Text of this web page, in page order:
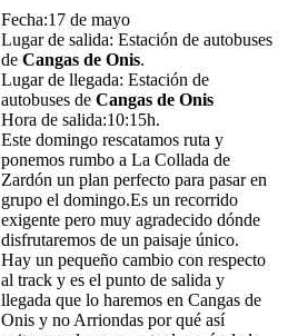
Fecha:17 de mayo
Lugar de salida: Estación de autobuses
de Cangas de Onis.
Lugar de llegada: Estación de
autobuses de Cangas de Onis
Hora de salida:10:15h.
Este domingo rescatamos ruta y
ponemos rumbo a La Collada de
Zardón un plan perfecto para pasar en
grupo el domingo.Es un recorrido
exigente pero muy agradecido dónde
disfrutaremos de un paisaje único.
Hay un pequeño cambio con respecto
al track y es el punto de salida y
llegada que lo haremos en Cangas de
Onis y no Arriondas por qué así